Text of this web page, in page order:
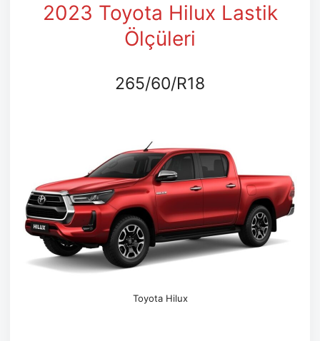
2023 Toyota Hilux Lastik
Ölçüleri
265/60/R18
Toyota Hilux